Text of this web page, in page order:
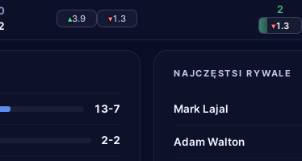
▴3.9 ▾1.3
2
▾1.3
13-7
2-2
NAJCZĘSTSI RYWALE
Mark Lajal
Adam Walton